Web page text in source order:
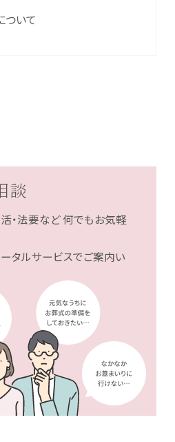
ついて
談
・法要など何でもお気軽
ータルサービスでご案内い